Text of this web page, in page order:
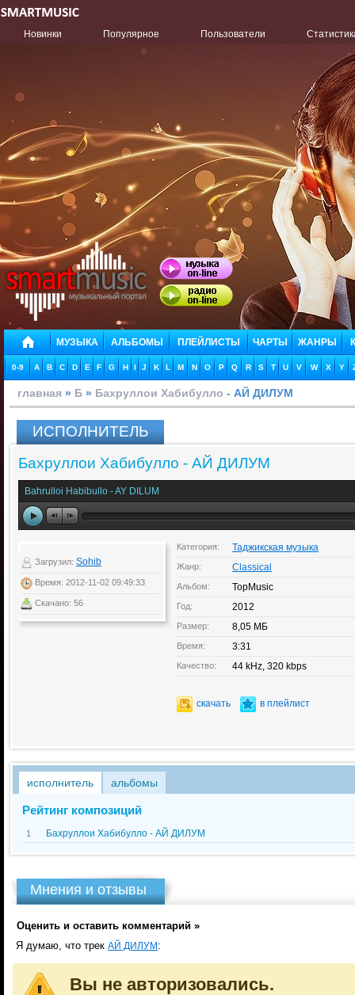
Новинки Популярное Пользователи
МУЗЫКА АЛЬБОМЫ ПЛЕЙЛИСТЫ ЧАРТЫ ЖАНРЫ
0-9 A B C D E F G H I J K L M N O P Q R S T U V W X Y
главная » Б » Бахруллои Хабибулло - АЙ ДИЛУМ
ИСПОЛНИТЕЛЬ
Бахруллои Хабибулло - АЙ ДИЛУМ
Bahrulloi Habibullo - AY DILUM
Загрузил: Sohib
Время: 2012-11-02 09:49:33
Скачано: 56
Категория: Таджикская музыка
Жанр: Classical
Альбом: TopMusic
Год: 2012
Размер: 8,05 МБ
Время: 3:31
Качество: 44 kHz, 320 kbps
скачать в плейлист
исполнитель альбомы
Рейтинг композиций
1 Бахруллои Хабибулло - АЙ ДИЛУМ
Мнения и отзывы
Оценить и оставить комментарий »
Я думаю, что трек АЙ ДИЛУМ :
Вы не авторизовались.